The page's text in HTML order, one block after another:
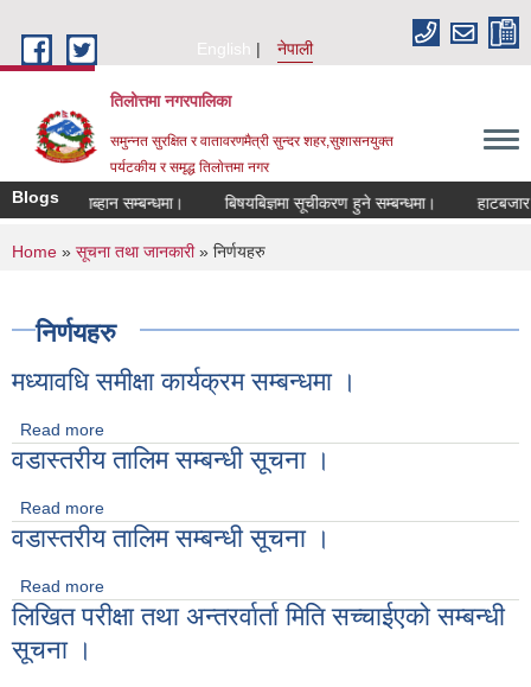
English
नेपाली
तिलोत्तमा नगरपालिका
समुन्नत सुरक्षित र वातावरणमैत्री सुन्दर शहर,सुशासनयुक्त
पर्यटकीय र समृद्ध तिलाेत्तमा नगर
Blogsआब्हान सम्बन्धमा। बिषयबिज्ञमा सूचीकरण हुने सम्बन्धमा। हाटबजार ठेका
You are here
Home » सूचना तथा जानकारी» निर्णयहरु
निर्णयहरु
मध्यावधि समीक्षा कार्यक्रम सम्बन्धमा ।
Read more
वडास्तरीय तालिम सम्बन्धी सूचना ।
Read more
वडास्तरीय तालिम सम्बन्धी सूचना ।
Read more
लिखित परीक्षा तथा अन्तरर्वार्ता मिति सच्‍चाईएको सम्बन्धी
सूचना ।